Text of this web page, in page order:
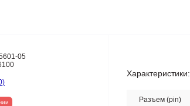
05
Характеристики:
Разъем (pin)